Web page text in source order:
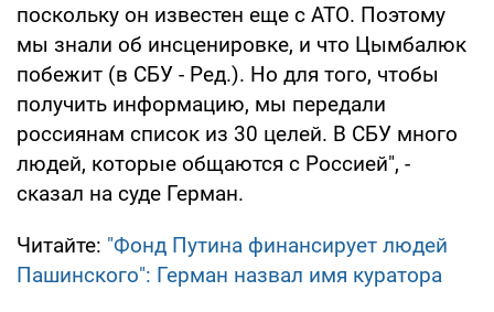
поскольку он известен еще с АТО. Поэтому
мы знали об инсценировке, и что Цымбалюк
побежит (в СБУ - Ред.). Но для того, чтобы
получить информацию, мы передали
россиянам список из 30 целей. В СБУ много
людей, которые общаются с Россией", -
сказал на суде Герман.
Читайте: "Фонд Путина финансирует людей
Пашинского": Герман назвал имя куратора